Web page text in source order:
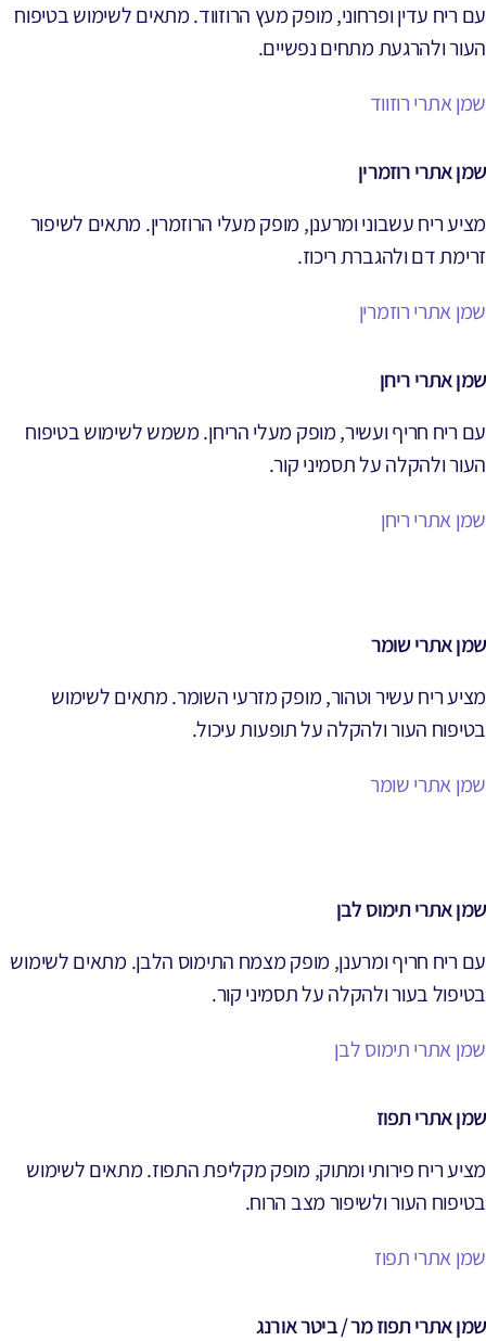
עם ריח עדין ופרחוני, מופק מעץ הרוזווד. מתאים לשימוש בטיפוח
העור ולהרגעת מתחים נפשיים.
שמן אתרי רוזווד
שמן אתרי רוזמרין
מציע ריח עשבוני ומרענן, מופק מעלי הרוזמרין. מתאים לשיפור
זרימת דם ולהגברת ריכוז.
שמן אתרי רוזמרין
שמן אתרי ריחן
עם ריח חריף ועשיר, מופק מעלי הריחן. משמש לשימוש בטיפוח
העור ולהקלה על תסמיני קור.
שמן אתרי ריחן
שמן אתרי שומר
מציע ריח עשיר וטהור, מופק מזרעי השומר. מתאים לשימוש
בטיפוח העור ולהקלה על תופעות עיכול.
שמן אתרי שומר
שמן אתרי תימוס לבן
עם ריח חריף ומרענן, מופק מצמח התימוס הלבן. מתאים לשימוש
בטיפול בעור ולהקלה על תסמיני קור.
שמן אתרי תימוס לבן
שמן אתרי תפוז
מציע ריח פירותי ומתוק, מופק מקליפת התפוז. מתאים לשימוש
בטיפוח העור ולשיפור מצב הרוח.
שמן אתרי תפוז
שמן אתרי תפוז מר / ביטר אורנג